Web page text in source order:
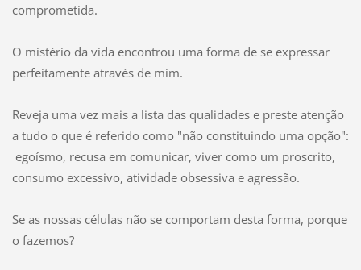
comprometida.
O mistério da vida encontrou uma forma de se expressar
perfeitamente através de mim.
Reveja uma vez mais a lista das qualidades e preste atenção
a tudo o que é referido como "não constituindo uma opção":
egoísmo, recusa em comunicar, viver como um proscrito,
consumo excessivo, atividade obsessiva e agressão.
Se as nossas células não se comportam desta forma, porque
o fazemos?